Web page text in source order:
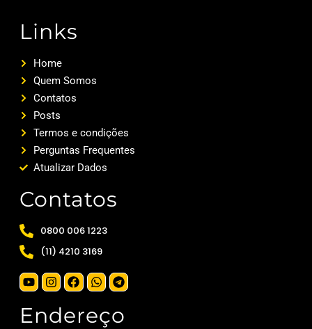
Links
Home
Quem Somos
Contatos
Posts
Termos e condições
Perguntas Frequentes
Atualizar Dados
Contatos
0800 006 1223
(11) 4210 3169
Endereço